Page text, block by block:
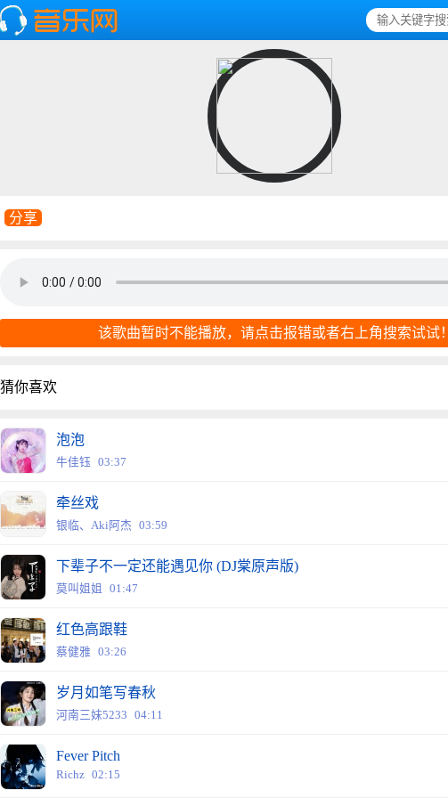
分享
该歌曲暂时不能播放，请点击报错或者右上角搜索试试！
猜你喜欢
泡泡
牛佳钰 03:37
牵丝戏
银临、Aki阿杰 03:59
下辈子不一定还能遇见你 (DJ棠原声版)
莫叫姐姐 01:47
红色高跟鞋
蔡健雅 03:26
岁月如笔写春秋
河南三妹5233 04:11
Fever Pitch
Richz 02:15